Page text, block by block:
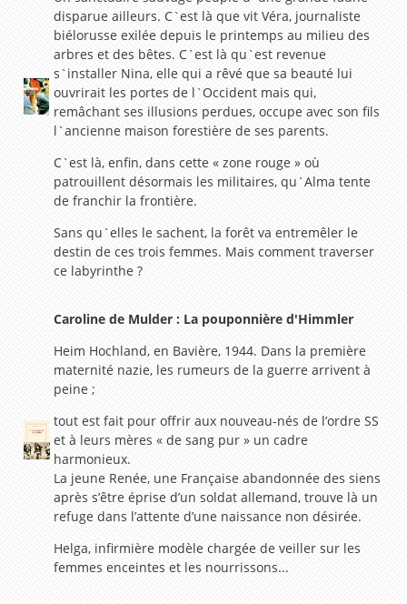
disparue ailleurs. C`est là que vit Véra, journaliste
biélorusse exilée depuis le printemps au milieu des
arbres et des bêtes. C`est là qu`est revenue
s`installer Nina, elle qui a rêvé que sa beauté lui
ouvrirait les portes de l`Occident mais qui,
remâchant ses illusions perdues, occupe avec son fils
l`ancienne maison forestière de ses parents.
C`est là, enfin, dans cette « zone rouge » où
patrouillent désormais les militaires, qu`Alma tente
de franchir la frontière.
Sans qu`elles le sachent, la forêt va entremêler le
destin de ces trois femmes. Mais comment traverser
ce labyrinthe ?
Caroline de Mulder : La pouponnière d'Himmler
Heim Hochland, en Bavière, 1944. Dans la première
maternité nazie, les rumeurs de la guerre arrivent à
peine ;
tout est fait pour offrir aux nouveau-nés de l’ordre SS
et à leurs mères « de sang pur » un cadre
harmonieux.
La jeune Renée, une Française abandonnée des siens
après s’être éprise d’un soldat allemand, trouve là un
refuge dans l’attente d’une naissance non désirée.
Helga, infirmière modèle chargée de veiller sur les
femmes enceintes et les nourrissons...